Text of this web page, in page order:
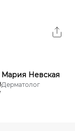
Мария Невская
Дерматолог